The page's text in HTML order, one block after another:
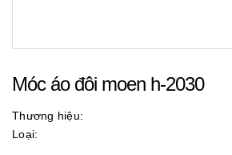
Móc áo đôi moen h-2030
Thương hiệu:
Loại: